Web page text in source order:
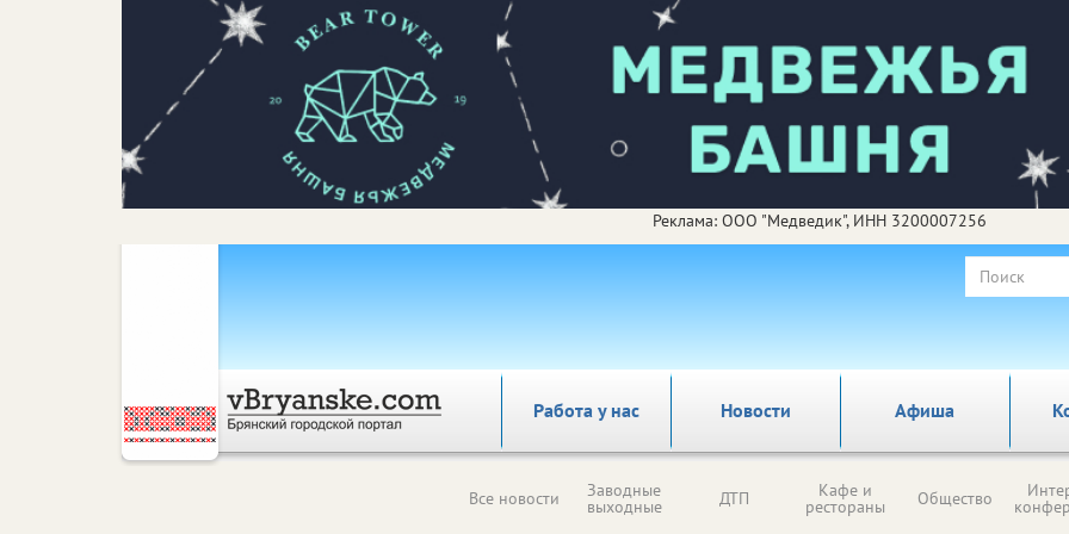
Реклама: ООО "Медведик", ИНН 3200007256
Работа у нас Новости Афиша
Все новости Заводные
выходные ДТП Кафе и
рестораны Общество